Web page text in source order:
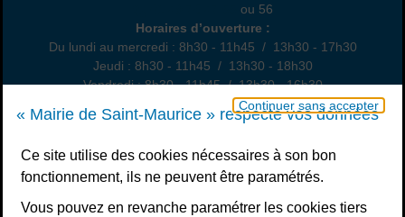
Continuer sans accepter
« Mairie de Saint-Maurice » respecte vos données
Ce site utilise des cookies nécessaires à son bon
fonctionnement, ils ne peuvent être paramétrés.
Vous pouvez en revanche paramétrer les cookies tiers
ou 56
Horaires d’ouverture :
Du lundi au mercredi : 8h30 - 11h45 / 13h30 - 17h30
Jeudi : 8h30 - 11h45 / 13h30 - 18h30
Vendredi : 8h30 - 11h45 / 13h30 - 16h30
Un samedi par mois : permanence état civil, sur rendez-vous
S’inscrire à la newsletter